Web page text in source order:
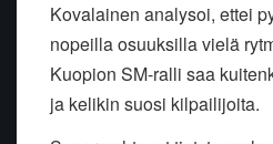
Kovalainen analysoi, ettei
nopeilla osuuksilla vielä
Kuopion SM-ralli saa
ja kelikin suosi kilpailijoita.